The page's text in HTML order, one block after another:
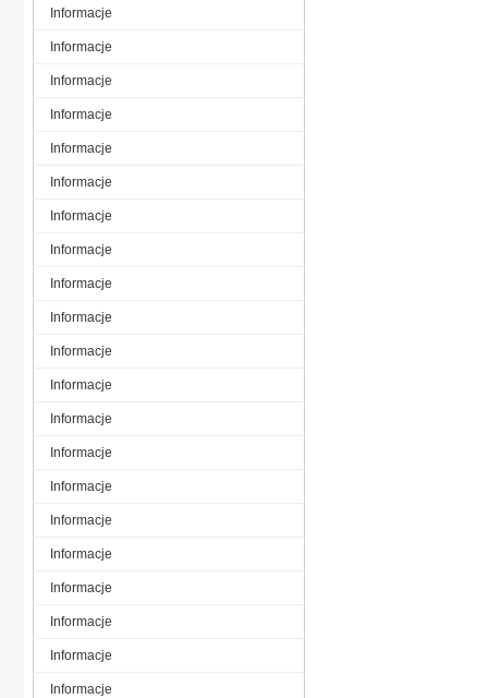
Informacje
Informacje
Informacje
Informacje
Informacje
Informacje
Informacje
Informacje
Informacje
Informacje
Informacje
Informacje
Informacje
Informacje
Informacje
Informacje
Informacje
Informacje
Informacje
Informacje
Informacje